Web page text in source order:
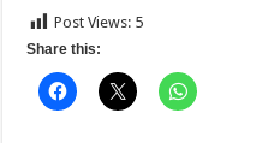
Post Views: 5
Share this: